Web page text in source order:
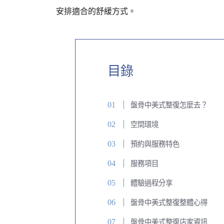
安排適合的舒緩方式。
目錄
盤骨中美式整復怎麼去？
空間環境
預約與服務特色
服務項目
體驗過程分享
盤骨中美式整復整體心得
盤骨中美式整復店家資訊